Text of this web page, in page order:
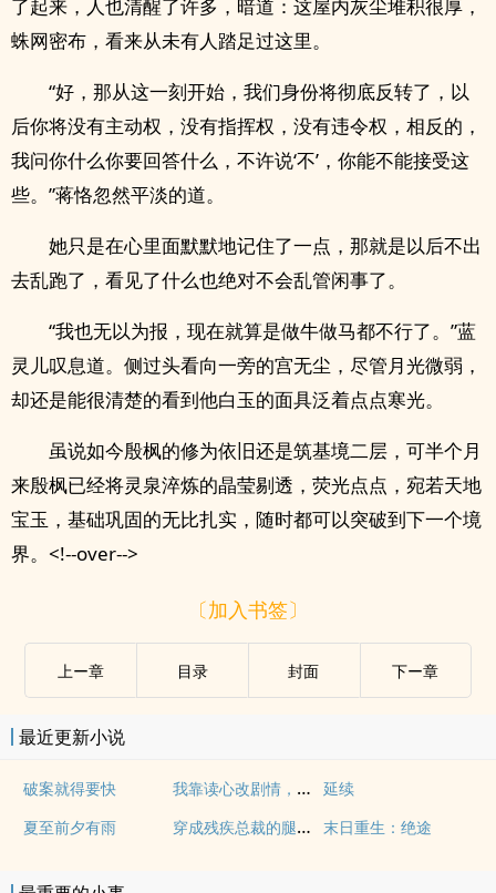
了起来，人也清醒了许多，暗道：这屋内灰尘堆积很厚，
蛛网密布，看来从未有人踏足过这里。
“好，那从这一刻开始，我们身份将彻底反转了，以
后你将没有主动权，没有指挥权，没有违令权，相反的，
我问你什么你要回答什么，不许说‘不’，你能不能接受这
些。”蒋恪忽然平淡的道。
她只是在心里面默默地记住了一点，那就是以后不出
去乱跑了，看见了什么也绝对不会乱管闲事了。
“我也无以为报，现在就算是做牛做马都不行了。”蓝
灵儿叹息道。侧过头看向一旁的宫无尘，尽管月光微弱，
却还是能很清楚的看到他白玉的面具泛着点点寒光。
虽说如今殷枫的修为依旧还是筑基境二层，可半个月
来殷枫已经将灵泉淬炼的晶莹剔透，荧光点点，宛若天地
宝玉，基础巩固的无比扎实，随时都可以突破到下一个境
界。<!--over-->
〔加入书签〕
上ー章 目录 封面 下ー章
最近更新小说
破案就得要快 我靠读心改剧情，被迫卷成万人迷
延续
夏至前夕有雨
穿成残疾总裁的腿，我踹飞全豪门 末日重生：绝途